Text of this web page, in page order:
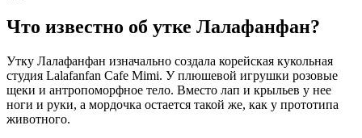
Что известно об утке Лалафанфан?
Утку Лалафанфан изначально создала корейская кукольная
студия Lalafanfan Cafe Mimi. У плюшевой игрушки розовые
щеки и антропоморфное тело. Вместо лап и крыльев у нее
ноги и руки, а мордочка остается такой же, как у прототипа
животного.